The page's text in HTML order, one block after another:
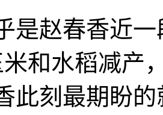
赵春香近一
和水稻减产
此刻最期盼